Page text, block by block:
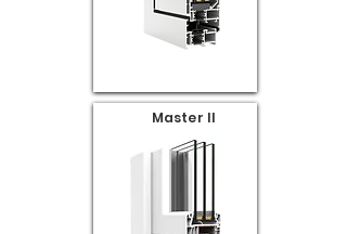
Master II